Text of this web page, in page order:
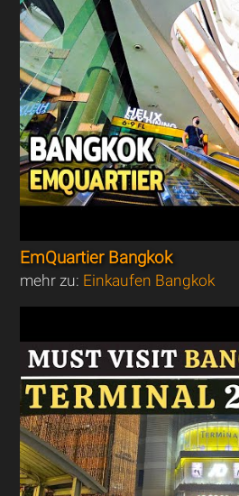
EmQuartier Bangkok
mehr zu: Einkaufen Bangkok